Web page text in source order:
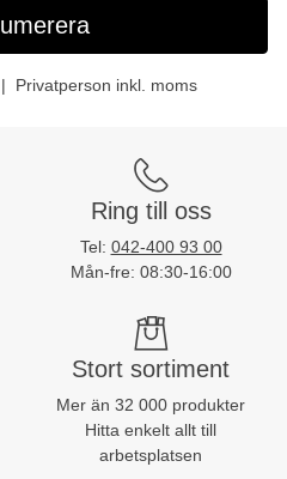
Privatperson inkl. moms
Ring till oss
Tel: 042-400 93 00
Mån-fre: 08:30-16:00
Stort sortiment
Mer än 32 000 produkter
Hitta enkelt allt till
arbetsplatsen